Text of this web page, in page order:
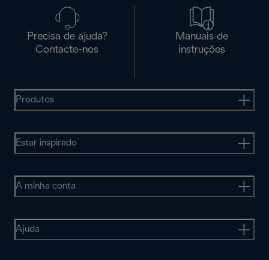
Precisa de ajuda?
Contacte-nos
Manuais de
instruções
Produtos
Estar inspirado
A minha conta
Ajuda